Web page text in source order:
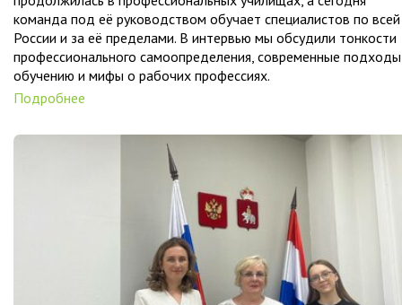
команда под её руководством обучает специалистов по всей
России и за её пределами. В интервью мы обсудили тонкости
профессионального самоопределения, современные
обучению и мифы о рабочих профессиях.
Подробнее